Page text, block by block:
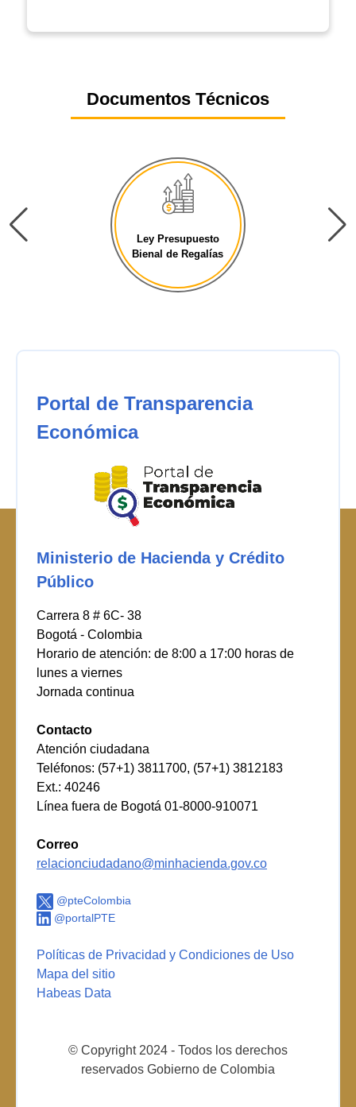
Documentos Técnicos
Ley Presupuesto
Bienal de Regalías
Portal de Transparencia
Económica
Ministerio de Hacienda y Crédito
Público
Carrera 8 # 6C- 38
Bogotá - Colombia
Horario de atención: de 8:00 a 17:00 horas de
lunes a viernes
Jornada continua
Contacto
Atención ciudadana
Teléfonos: (57+1) 3811700, (57+1) 3812183
Ext.: 40246
Línea fuera de Bogotá 01-8000-910071
Correo
relacionciudadano@minhacienda.gov.co
@pteColombia
@portalPTE
Políticas de Privacidad y Condiciones de Uso
Mapa del sitio
Habeas Data
© Copyright 2024 - Todos los derechos
reservados Gobierno de Colombia